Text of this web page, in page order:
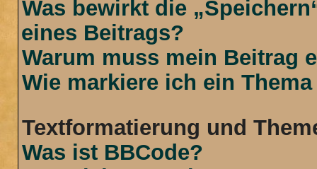
Was bewirkt die
eines Beitrags?
Warum muss mein Beitrag
Wie markiere ich ein
Textformatierung und
Was ist BBCode?